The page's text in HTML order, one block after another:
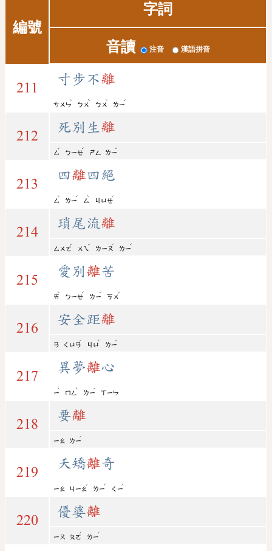
編號
字詞
音讀 注音 漢語拼音
211
寸步不離
ㄘㄨㄣ
ˋ
ㄅㄨ
ˋ
ㄅㄨ
ˋ
ㄌㄧ
ˊ
212
死別生 離
ㄙ
ˇ
ㄅㄧㄝ
ˊ
ㄕㄥ ㄌㄧ
ˊ
213
四離四絕
ㄙ
ˋ
ㄌㄧ
ˊ
ㄙ
ˋ
ㄐㄩㄝ
ˊ
214
瑣尾流 離
ㄙㄨㄛ
ˇ
ㄨㄟ
ˇ
ㄌㄧㄡ
ˊ
ㄌㄧ
ˊ
215
愛別離苦
ㄞ
ˋ
ㄅㄧㄝ
ˊ
ㄌㄧ
ˊ
ㄎㄨ
ˇ
216
安全距離
ㄢ ㄑㄩㄢ
ˊ
ㄐㄩ
ˋ
ㄌㄧ
ˊ
217
異夢離心
ㄧ
ˋ
ㄇㄥ
ˋ
ㄌㄧ
ˊ
ㄒㄧㄣ
218
要離
ㄧㄠ ㄌㄧ
ˊ
219
夭矯離奇
ㄧㄠ ㄐㄧㄠ
ˇ
ㄌㄧ
ˊ
ㄑㄧ
ˊ
220
優婆離
ㄧㄡ ㄆㄛ
ˊ
ㄌㄧ
ˊ